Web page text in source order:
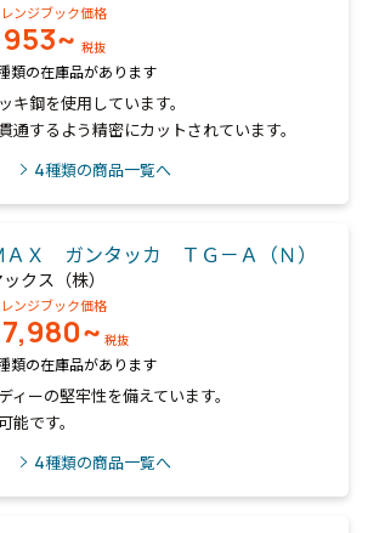
ンジブック価格
953~ 税抜
類の在庫品があります
キ鋼を使用しています。
通するよう精密にカットされています。
4種類の商品一覧へ
ＡＸ ガンタッカ ＴＧ－Ａ（Ｎ）
クス（株）
ンジブック価格
7,980~ 税抜
類の在庫品があります
ィーの堅牢性を備えています。
能です。
4種類の商品一覧へ